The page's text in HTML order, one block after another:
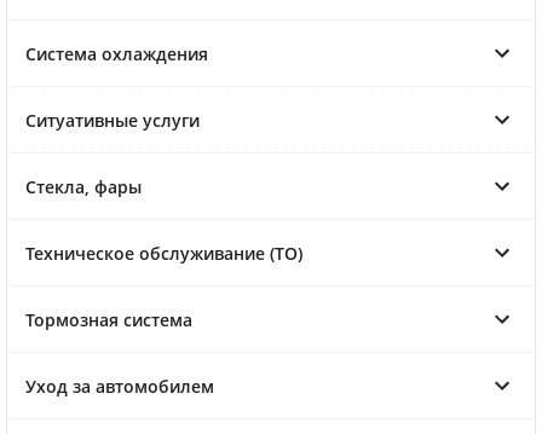
Система охлаждения
Ситуативные услуги
Стекла, фары
Техническое обслуживание (ТО)
Тормозная система
Уход за автомобилем